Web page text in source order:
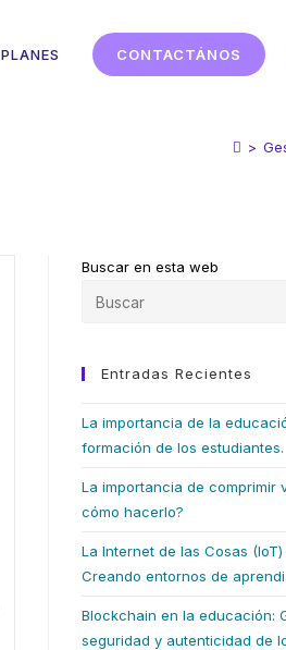
PLANES CONTACTÁNOS
>
Buscar en esta web
Entradas Recientes
La importancia de la
formación de los estudiantes.
La importancia de comprimir
cómo hacerlo?
La Internet de las Cosas
Creando entornos de
Blockchain en la educación:
seguridad y autenticidad de